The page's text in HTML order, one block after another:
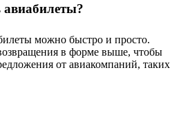
можно быстро и просто.
в форме выше, чтобы
от авиакомпаний, таких